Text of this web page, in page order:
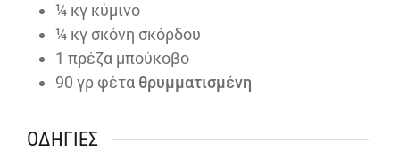
¼ κγ κύμινο
¼ κγ σκόνη σκόρδου
1 πρέζα μπούκοβο
90 γρ φέτα θρυμματισμένη
ΟΔΗΓΊΕΣ